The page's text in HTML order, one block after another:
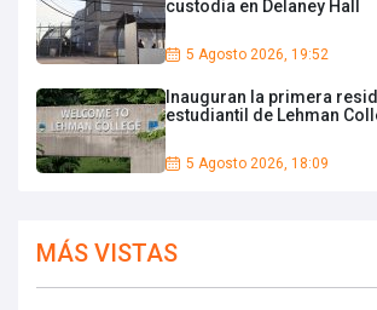
custodia en Delaney Hall
5 Agosto 2026, 19:52
Inauguran la primera
estudiantil de Lehman
5 Agosto 2026, 18:09
MÁS VISTAS